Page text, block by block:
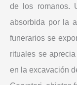
de los romanos.
absorbida por la
funerarios se
rituales se
en la excavación